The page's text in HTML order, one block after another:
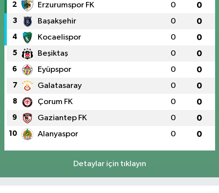
2 Erzurumspor FK 0 0
3 Başakşehir 0 0
4 Kocaelispor 0 0
5 Beşiktaş 0 0
6 Eyüpspor 0 0
7 Galatasaray 0 0
8 Çorum FK 0 0
9 Gaziantep FK 0 0
10 Alanyaspor 0 0
Detaylar için tıklayın